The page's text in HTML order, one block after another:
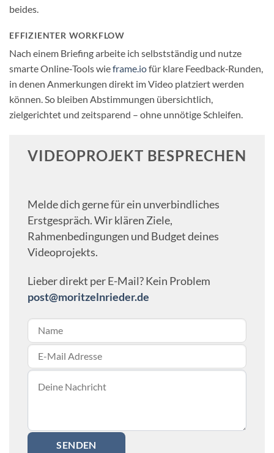
beides.
EFFIZIENTER WORKFLOW
Nach einem Briefing arbeite ich selbstständig und nutze
smarte Online‑Tools wieframe.iofür klare Feedback‑Runden,
in denen Anmerkungen direkt im Video platziert werden
können. So bleiben Abstimmungen übersichtlich,
zielgerichtet und zeitsparend – ohne unnötige Schleifen.
VIDEOPROJEKT BESPRECHEN
Melde dich gerne für ein unverbindliches
Erstgespräch. Wir klären Ziele,
Rahmenbedingungen und Budget deines
Videoprojekts.
Lieber direkt per E-Mail? Kein Problem
post@moritzelnrieder.de